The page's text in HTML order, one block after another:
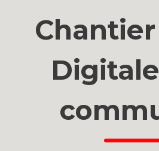
Chantier